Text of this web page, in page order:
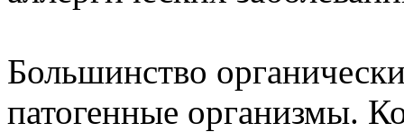
Большинство
патогенные организмы.